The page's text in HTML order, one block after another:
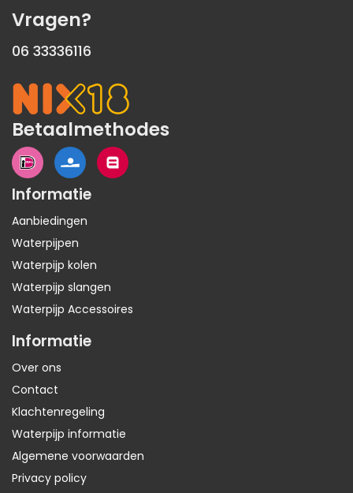
Vragen?
06 33336116
Betaalmethodes
Informatie
Aanbiedingen
Waterpijpen
Waterpijp kolen
Waterpijp slangen
Waterpijp Accessoires
Informatie
Over ons
Contact
Klachtenregeling
Waterpijp informatie
Algemene voorwaarden
Privacy policy